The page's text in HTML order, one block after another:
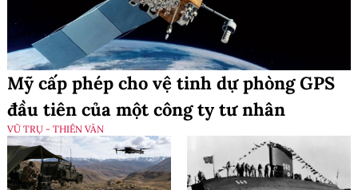
Mỹ cấp phép cho vệ tinh dự phòng GPS
đầu tiên của một công ty tư nhân
VŨ TRỤ - THIÊN VĂN